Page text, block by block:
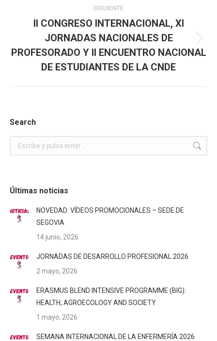
SIGUIENTE
siguiente:
II CONGRESO INTERNACIONAL, XI
JORNADAS NACIONALES DE
PROFESORADO Y II ENCUENTRO NACIONAL
DE ESTUDIANTES DE LA CNDE
Search
Buscar:
Últimas noticias
NOVEDAD: VÍDEOS PROMOCIONALES – SEDE DE
SEGOVIA
14 junio, 2026
JORNADAS DE DESARROLLO PROFESIONAL 2026
2 mayo, 2026
ERASMUS BLEND INTENSIVE PROGRAMME (BIG):
HEALTH, AGROECOLOGY AND SOCIETY
1 mayo, 2026
SEMANA INTERNACIONAL DE LA ENFERMERÍA 2026